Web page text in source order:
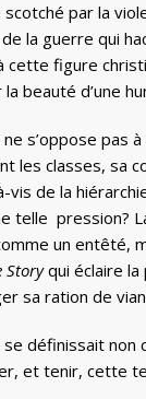
par la
la guerre qui
cette figure
beauté d’une
s’oppose pas
les classes, sa
vis de la
telle pression?
un entêté,
Storyqui éclaire la
sa ration de
définissait non
et tenir, cette